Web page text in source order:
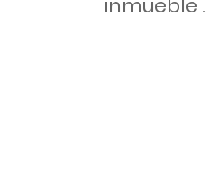
inmueble .